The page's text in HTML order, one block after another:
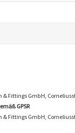
& Fittings GmbH,
GPSR
& Fittings GmbH,